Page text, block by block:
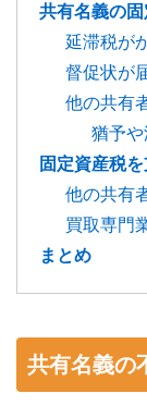
共有名義の
延滞税が
督促状が
他の共有
猶予
固定資産税
他の共有
買取専門
まとめ
共有名義の